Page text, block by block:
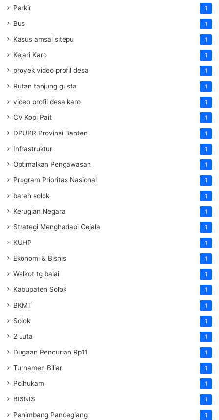
Parkir 1
Bus 1
Kasus amsal sitepu 1
Kejari Karo 1
proyek video profil desa 1
Rutan tanjung gusta 1
video profil desa karo 1
CV Kopi Pait 1
DPUPR Provinsi Banten 1
Infrastruktur 1
Optimalkan Pengawasan 1
Program Prioritas Nasional 1
bareh solok 1
Kerugian Negara 1
Strategi Menghadapi Gejala 1
KUHP 1
Ekonomi & Bisnis 1
Walkot tg balai 1
Kabupaten Solok 1
BKMT 1
Solok 1
2 Juta 1
Dugaan Pencurian Rp11 1
Turnamen Biliar 1
Polhukam 1
BISNIS 1
Panimbang Pandeglang 1